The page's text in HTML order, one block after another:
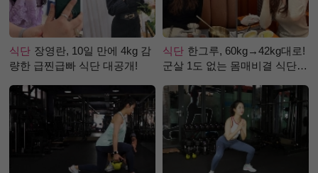
식단 장영란, 10일 만에 4kg 감
량한 급찐급빠 식단 대공개!
식단 한그루, 60kg→42kg대로!
군살 1도 없는 몸매비결 식단